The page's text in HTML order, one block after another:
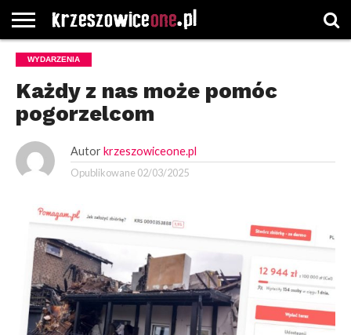
STRONA
GŁÓWNA
WYBORY
WYBIERZ
ROZKŁADY
GREGORCZYK
KONTAKT
WYDARZENIA
Każdy z nas może pomóc
pogorzelcom
Autor krzeszowiceone.pl
Opublikowane 02/03/2025